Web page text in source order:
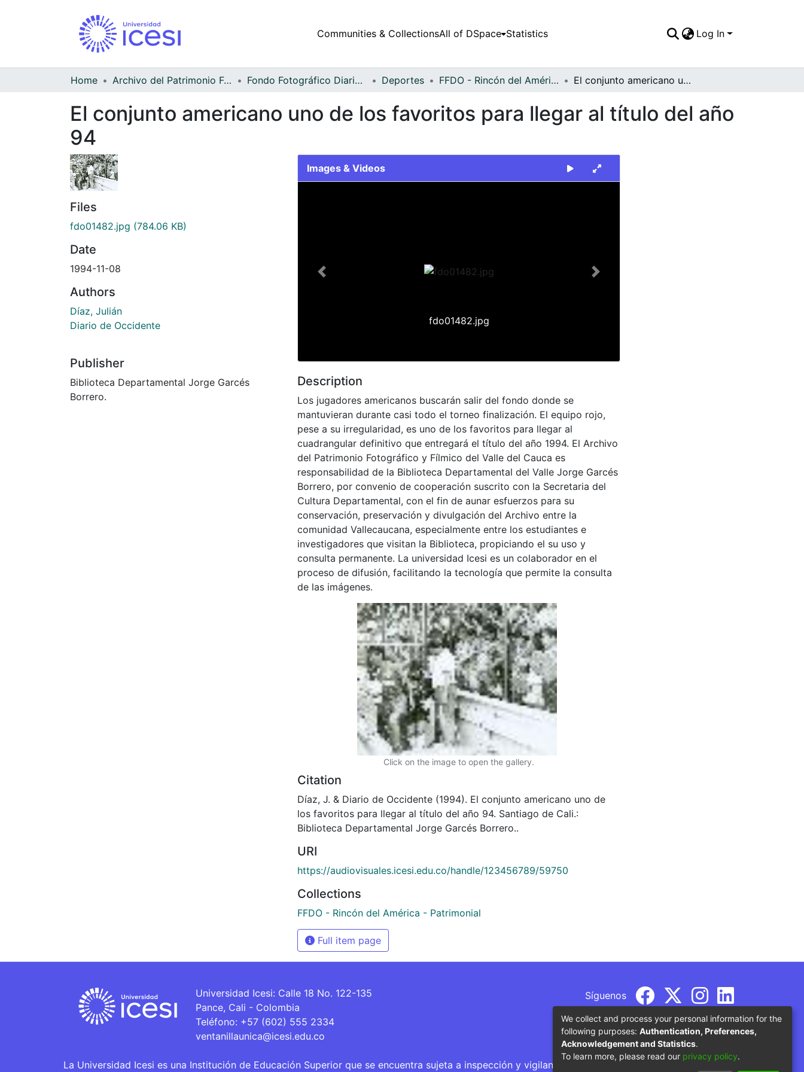
Communities & CollectionsAll of DSpace Statistics Log In
Home Archivo del Patrimonio Fotográfico y Fílmico del Valle del Cauca Fondo Fotográfico Diario Occidente Deportes FFDO - Rincón del América - Patrimonial El conjunto americano uno de los favoritos para llegar al título del año 94
El conjunto americano uno de los favoritos para llegar al título del año
94
Files
fdo01482.jpg (784.06 KB)
Date
1994-11-08
Authors
Díaz, Julián
Diario de Occidente
Publisher
Biblioteca Departamental Jorge Garcés
Borrero.
Images & Videos
fdo01482.jpg
Previous Next
Description
Los jugadores americanos buscarán salir del fondo donde se
mantuvieran durante casi todo el torneo finalización. El equipo rojo,
pese a su irregularidad, es uno de los favoritos para llegar al
cuadrangular definitivo que entregará el título del año 1994. El Archivo
del Patrimonio Fotográfico y Fílmico del Valle del Cauca es
responsabilidad de la Biblioteca Departamental del Valle Jorge Garcés
Borrero, por convenio de cooperación suscrito con la Secretaria del
Cultura Departamental, con el fin de aunar esfuerzos para su
conservación, preservación y divulgación del Archivo entre la
comunidad Vallecaucana, especialmente entre los estudiantes e
investigadores que visitan la Biblioteca, propiciando el su uso y
consulta permanente. La universidad Icesi es un colaborador en el
proceso de difusión, facilitando la tecnología que permite la consulta
de las imágenes.
Click on the image to open the gallery.
Citation
Díaz, J. & Diario de Occidente (1994). El conjunto americano uno de
los favoritos para llegar al título del año 94. Santiago de Cali.:
Biblioteca Departamental Jorge Garcés Borrero..
URI
https://audiovisuales.icesi.edu.co/handle/123456789/59750
Collections
FFDO - Rincón del América - Patrimonial
Full item page
Universidad Icesi: Calle 18 No. 122-135
Pance, Cali - Colombia
Teléfono: +57 (602) 555 2334
ventanillaunica@icesi.edu.co
Síguenos
La Universidad Icesi es una Institución de Educación Superior que se encuentra sujeta a inspección y vigilancia por parte del Ministerio de Educación
We collect and process your personal information for the
following purposes: Authentication, Preferences,
Acknowledgement and Statistics.
To learn more, please read our privacy policy.